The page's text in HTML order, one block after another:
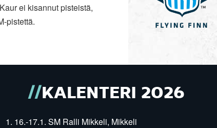
ei kisannut pisteistä,
pistettä.
KALENTERI 2026
1. 16.-17.1. SM Ralli Mikkeli, Mikkeli